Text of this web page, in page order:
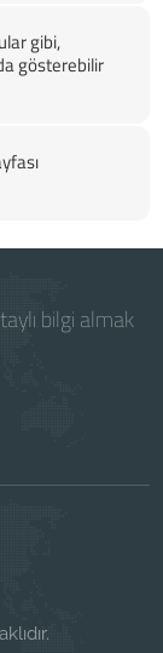
gibi,
gösterebilir
bilgi almak